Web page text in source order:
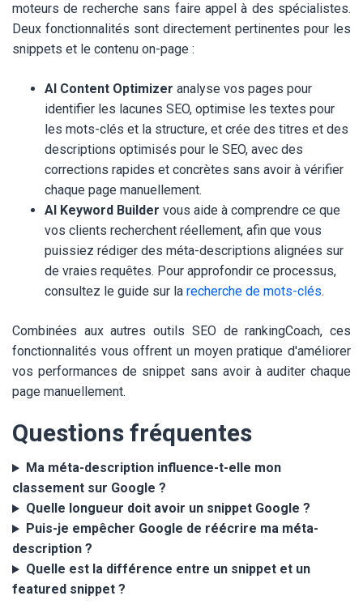
moteurs de recherche sans faire appel à des spécialistes.
Deux fonctionnalités sont directement pertinentes pour les
snippets et le contenu on-page :
AI Content Optimizer analyse vos pages pour
identifier les lacunes SEO, optimise les textes pour
les mots-clés et la structure, et crée des titres et des
descriptions optimisés pour le SEO, avec des
corrections rapides et concrètes sans avoir à vérifier
chaque page manuellement.
AI Keyword Builder vous aide à comprendre ce que
vos clients recherchent réellement, afin que vous
puissiez rédiger des méta-descriptions alignées sur
de vraies requêtes. Pour approfondir ce processus,
consultez le guide sur la recherche de mots-clés.
Combinées aux autres outils SEO de rankingCoach, ces
fonctionnalités vous offrent un moyen pratique d'améliorer
vos performances de snippet sans avoir à auditer chaque
page manuellement.
Questions fréquentes
Ma méta-description influence-t-elle mon
classement sur Google ?
Quelle longueur doit avoir un snippet Google ?
Puis-je empêcher Google de réécrire ma méta-
description ?
Quelle est la différence entre un snippet et un
featured snippet ?